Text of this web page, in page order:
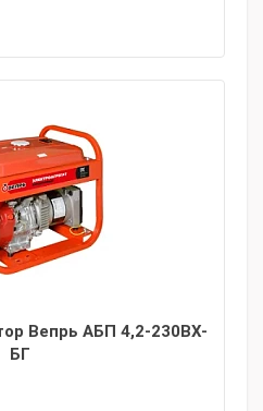
Вепрь АБП 4,2-230ВХ-
БГ